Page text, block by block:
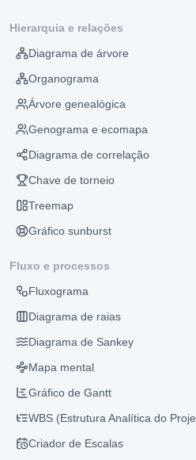
Hierarquia e relações
Diagrama de árvore
Organograma
Árvore genealógica
Genograma e ecomapa
Diagrama de correlação
Chave de torneio
Treemap
Gráfico sunburst
Fluxo e processos
Fluxograma
Diagrama de raias
Diagrama de Sankey
Mapa mental
Gráfico de Gantt
WBS (Estrutura Analítica do
Criador de Escalas